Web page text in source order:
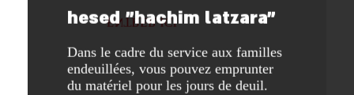
hesed "hachim latzara"
Dans le cadre du service aux familles
endeuillées, vous pouvez emprunter
du matériel pour les jours de deuil.
à la liste des
succursales et services
ENTRER ICI